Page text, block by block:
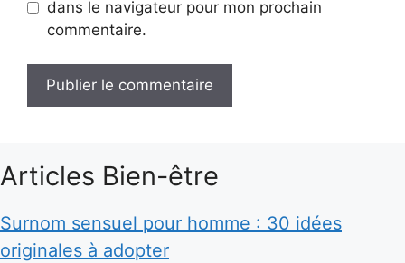
dans le navigateur pour mon prochain
commentaire.
Articles Bien-être
Surnom sensuel pour homme : 30 idées
originales à adopter